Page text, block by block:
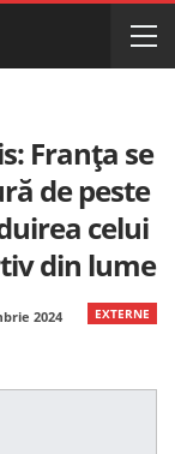
Franța se
de peste
celui
din lume
EXTERNE
2024